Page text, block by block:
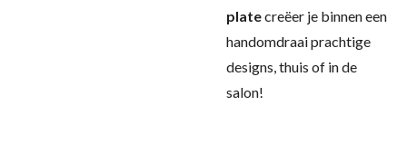
platecreëer je binnen een
handomdraai prachtige
designs, thuis of in de
salon!